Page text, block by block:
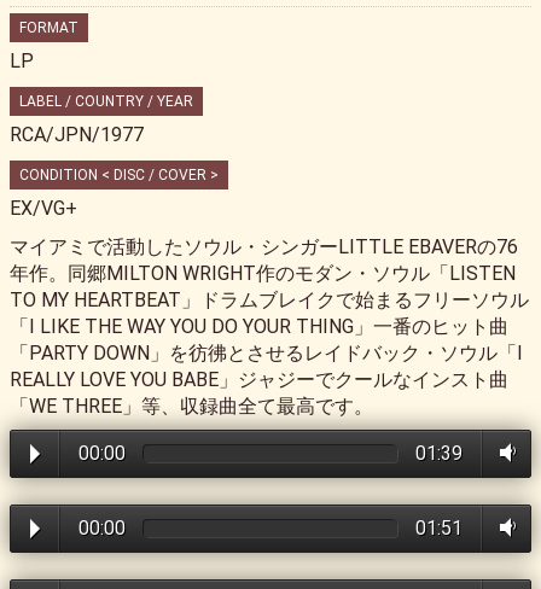
FORMAT
LP
LABEL / COUNTRY / YEAR
RCA/JPN/1977
CONDITION < DISC / COVER >
EX/VG+
マイアミで活動したソウル・シンガーLITTLE EBAVERの76
年作。同郷MILTON WRIGHT作のモダン・ソウル「LISTEN
TO MY HEARTBEAT」ドラムブレイクで始まるフリーソウル
「I LIKE THE WAY YOU DO YOUR THING」一番のヒット曲
「PARTY DOWN」を彷彿とさせるレイドバック・ソウル「I
REALLY LOVE YOU BABE」ジャジーでクールなインスト曲
「WE THREE」等、収録曲全て最高です。
00:00 01:39
00:00 01:51